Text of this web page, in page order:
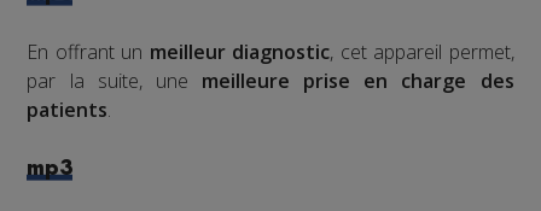
En offrant un meilleur diagnostic, cet appareil permet,
par la suite, une meilleure prise en charge des
patients.
mp3